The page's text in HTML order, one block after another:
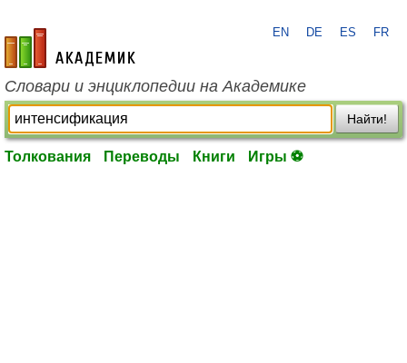
academic.ru
EN DE ES FR
Словари и энциклопедии на Академике
Найти!
Толкования Переводы Книги Игры ⚽